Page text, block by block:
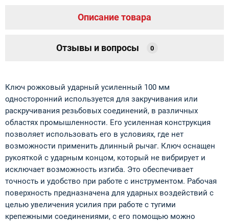
Описание товара
Отзывы и вопросы 0
Ключ рожковый ударный усиленный 100 мм
односторонний используется для закручивания или
раскручивания резьбовых соединений, в различных
областях промышленности. Его усиленная конструкция
позволяет использовать его в условиях, где нет
возможности применить длинный рычаг. Ключ оснащен
рукояткой с ударным концом, который не вибрирует и
исключает возможность изгиба. Это обеспечивает
точность и удобство при работе с инструментом. Рабочая
поверхность предназначена для ударных воздействий с
целью увеличения усилия при работе с тугими
крепежными соединениями, с его помощью можно